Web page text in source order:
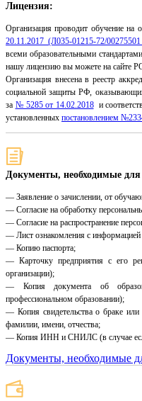
Лицензия:
Организация проводит обучение на
20.11.2017 (Л035-01215-72/
всеми образовательными
нашу лицензию вы можете на
Организация внесена в реестр
социальной защиты РФ,
за № 5285 от 14.02.2018и
установленных постановлением
Документы, необходимые для
— Заявление о зачислении, от
— Согласие на обработку
— Согласие на распространение
— Лист ознакомления с информацией
— Копию паспорта;
— Карточку предприятия с его
организации);
— Копия документа об
профессиональном образовании);
— Копия свидетельства о браке
фамилии, имени, отчества;
— Копия ИНН и СНИЛС (в случае
Документы, необходимые